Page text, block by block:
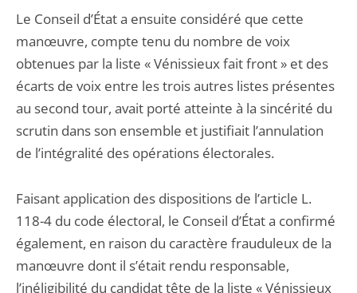
Le Conseil d’État a ensuite considéré que cette
manœuvre, compte tenu du nombre de voix
obtenues par la liste « Vénissieux fait front » et des
écarts de voix entre les trois autres listes présentes
au second tour, avait porté atteinte à la sincérité du
scrutin dans son ensemble et justifiait l’annulation
de l’intégralité des opérations électorales.
Faisant application des dispositions de l’article L.
118-4 du code électoral, le Conseil d’État a confirmé
également, en raison du caractère frauduleux de la
manœuvre dont il s’était rendu responsable,
l’inéligibilité du candidat tête de la liste « Vénissieux